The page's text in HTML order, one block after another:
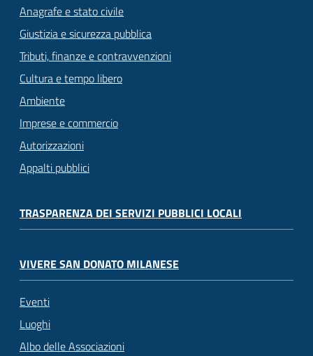
Anagrafe e stato civile
Giustizia e sicurezza pubblica
Tributi, finanze e contravvenzioni
Cultura e tempo libero
Ambiente
Imprese e commercio
Autorizzazioni
Appalti pubblici
TRASPARENZA DEI SERVIZI PUBBLICI LOCALI
VIVERE SAN DONATO MILANESE
Eventi
Luoghi
Albo delle Associazioni